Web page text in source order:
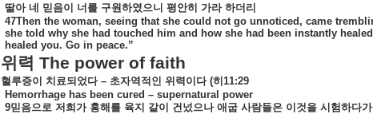
딸아 네 믿음이 너를 구원하였으니 평안히 가라 하더리
47Then the woman, seeing that she could not go unnoticed, came
she told why she had touched him and how she had been instantly
healed you. Go in peace.”
위력 The power of faith
혈루증이 치료되었다– 초자역적인 위력이다(히 11:29
Hemorrhage has been cured – supernatural power
9믿음으로 저희가 홍해를 육지 같이 건넜으나 애굽 사람들은 이것을 시험하다가